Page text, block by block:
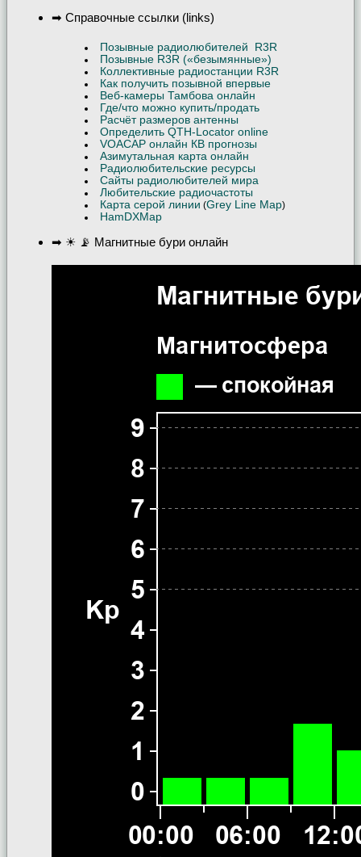
➡ Справочные ссылки (links)
Позывные радиолюбителей R3R
Позывные R3R («безымянные»)
Коллективные радиостанции R3R
Как получить позывной впервые
Веб-камеры Тамбова онлайн
Где/что можно купить/продать
Расчёт размеров антенны
Определить QTH-Locator online
VOACAP онлайн КВ прогнозы
Азимутальная карта онлайн
Радиолюбительские ресурсы
Сайты радиолюбителей мира
Любительские радиочастоты
Карта серой линии (Grey Line Map)
HamDXMap
➡ ☀ 📡 Магнитные бури онлайн